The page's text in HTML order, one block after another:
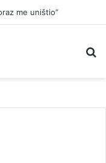
me uništio”